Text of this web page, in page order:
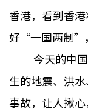
香港，看到香
好“一国两制”
今天的中
生的地震、洪
事故，让人揪